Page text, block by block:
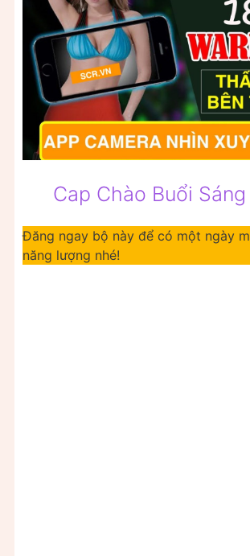
Cap Chào Buổi
Đăng ngay bộ này để có một ngày
năng lượng nhé!